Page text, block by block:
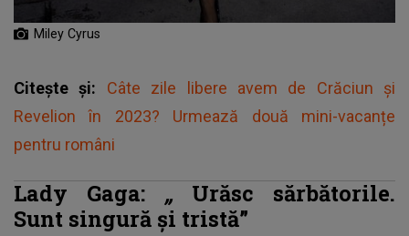
Miley Cyrus
Citește și: Câte zile libere avem de Crăciun și
Revelion în 2023? Urmează două mini-vacanțe
pentru români
Lady Gaga: „ Urăsc sărbătorile.
Sunt singură și tristă”